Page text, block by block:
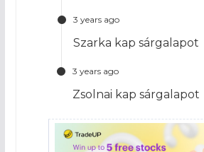
3 years ago
Szarka kap sárgalapot
3 years ago
Zsolnai kap sárgalapot